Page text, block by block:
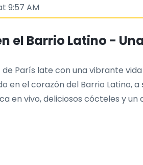
9:57 AM
el Barrio Latino -
París late con una vibrante
en el corazón del Barrio Latino,
en vivo, deliciosos cócteles y